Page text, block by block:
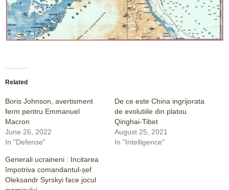
Related
Boris Johnson, avertisment
ferm pentru Emmanuel
Macron
June 26, 2022
In "Defense"
De ce este China ingrijorata
de evolutiile din platou
Qinghai-Tibet
August 25, 2021
In "Intelligence"
Generali ucraineni : Incitarea
împotriva comandantul-șef
Oleksandr Syrskyi face jocul